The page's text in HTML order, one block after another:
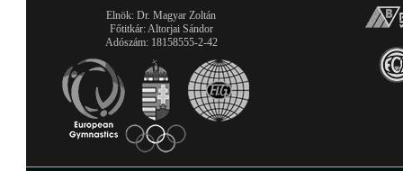
Elnök: Dr. Magyar Zoltán
Főtitkár: Altorjai Sándor
Adószám: 18158555-2-42